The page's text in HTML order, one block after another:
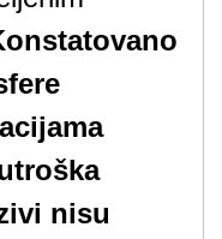
nisu